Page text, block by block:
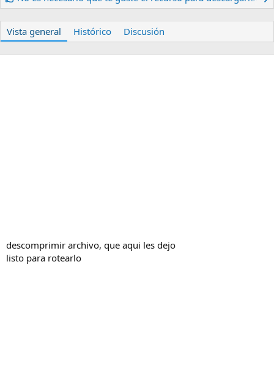
o
h
d
e
Vista general Histórico Discusión
descomprimir archivo, que aqui les dejo
listo para rotearlo